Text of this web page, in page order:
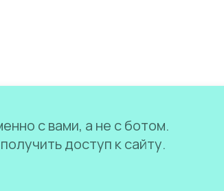
с вами, а не с ботом.
доступ к сайту.